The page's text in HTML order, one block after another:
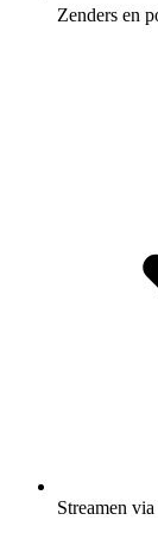
Zenders en
Streamen